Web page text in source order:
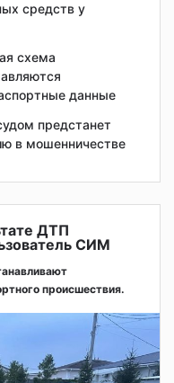
средств у
схема
данные
предстанет
в мошенничестве
ДТП
СИМ
происшествия.